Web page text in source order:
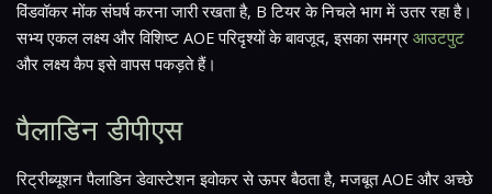
विंडवॉकर मोंक संघर्ष करना जारी रखता है, B टियर के निचले भाग में उतर रहा है।
सभ्य एकल लक्ष्य और विशिष्ट AOE परिदृश्यों के बावजूद, इसका समग्र आउटपुट
और लक्ष्य कैप इसे वापस पकड़ते हैं।
पैलाडिन डीपीएस
रिट्रीब्यूशन पैलाडिन डेवास्टेशन इवोकर से ऊपर बैठता है, मजबूत AOE और अच्छे